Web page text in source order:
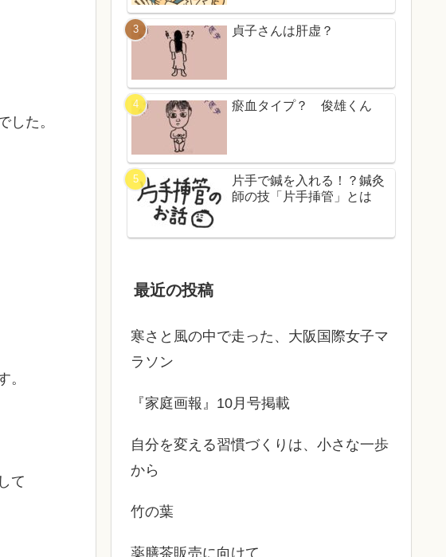
した。
。
て
貞子さんは肝虚？
瘀血タイプ？ 俊雄くん
片手で鍼を入れる！？鍼灸
師の技「片手挿管」とは
最近の投稿
寒さと風の中で走った、大阪国際女子マ
ラソン
『家庭画報』10月号掲載
自分を変える習慣づくりは、小さな一歩
から
竹の葉
薬膳茶販売に向けて